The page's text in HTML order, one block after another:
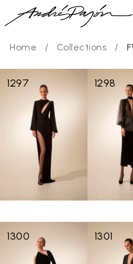
Home / Collections /
1297 1298
1300 1301